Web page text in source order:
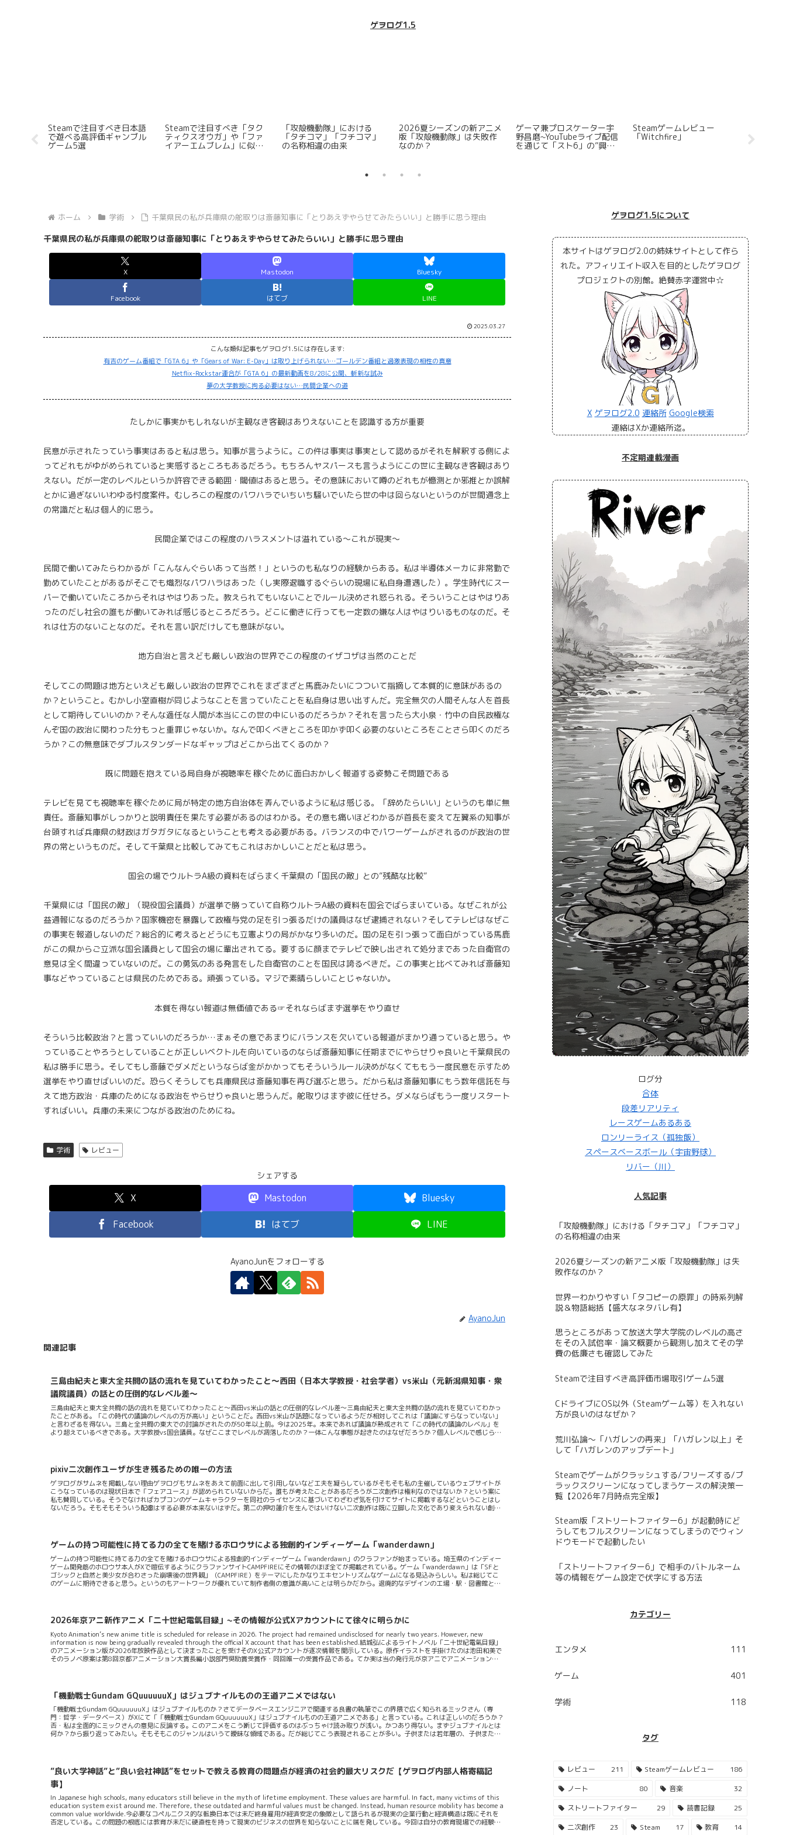
ゲヲログ1.5
Steam版「ストリートファ
イター6」が起動時にどうし
てもフルスクリーンになっ
「CITY」をなめてはいけな
い
Steamで注目すべき高評価
市場取引ゲーム5選
思うところがあって放送大
学大学院のレベルの高さを
その入試倍率・論文概要か
プロゲーマACQUA~ブラン
カのリフト後コンボ四種を
解説する
Steamでリリースされたロ
ーグライトFPSに思うところ で販売さ
ホーム 学術 千葉県民の私が兵庫県の舵取りは斎藤知事に「とりあえずやらせてみたらいい」と勝手に思う理由
千葉県民の私が兵庫県の舵取りは斎藤知事に「とりあえずやらせてみたらいい」と勝手に思う理由
X Mastodon Bluesky
Facebook はてブ LINE
2025.03.27
こんな類似記事もゲヲログ1.5には存在します:
有吉のゲーム番組で「GTA 6」や「Gears of War: E-Day」は取り上げられない…ゴールデン番組と過激表現の相性の真意
Netflix-Rockstar連合が「GTA 6」の最新動画を8/28に公開、斬新な試み
夢の大学教授に拘る必要はない…民間企業への道
たしかに事実かもしれないが主観なき客観はありえないことを認識する方が重要
民意が示されたっていう事実はあると私は思う。知事が言うように。この件は事実は事実として認めるがそれを解釈する側によ
ってどれもがゆがめられていると実感するところもあるだろう。もちろんヤスパースも言うようにこの世に主観なき客観はあり
えない。だが一定のレベルというか許容できる範囲・閾値はあると思う。その意味において噂のどれもが憶測とか邪推とか誤解
とかに過ぎないいわゆる忖度案件。むしろこの程度のパワハラでいちいち騒いでいたら世の中は回らないというのが世間通念上
の常識だと私は個人的に思う。
民間企業ではこの程度のハラスメントは溢れている～これが現実～
民間で働いてみたらわかるが「こんなんぐらいあって当然！」というのも私なりの経験からある。私は半導体メーカに非常勤で
勤めていたことがあるがそこでも熾烈なパワハラはあった（し実際退職するぐらいの現場に私自身遭遇した）。学生時代にスー
パーで働いていたころからそれはやはりあった。教えられてもいないことでルール決めされ怒られる。そういうことはやはりあ
ったのだし社会の誰もが働いてみれば感じるところだろう。どこに働きに行っても一定数の嫌な人はやはりいるものなのだ。そ
れは仕方のないことなのだ。それを言い訳だけしても意味がない。
地方自治と言えども厳しい政治の世界でこの程度のイザコザは当然のことだ
そしてこの問題は地方といえども厳しい政治の世界でこれをまざまざと馬鹿みたいにつついて指摘して本質的に意味があるの
か？ということ。むかし小室直樹が同じようなことを言っていたことを私自身は思い出すんだ。完全無欠の人間そんな人を首長
として期待していいのか？そんな適任な人間が本当にこの世の中にいるのだろうか？それを言ったら大小泉・竹中の自民政権な
んぞ国の政治に関わった分もっと重罪じゃないか。なんで叩くべきところを叩かず叩く必要のないところをことさら叩くのだろ
うか？この無意味でダブルスタンダードなギャップはどこから出てくるのか？
既に問題を抱えている局自身が視聴率を稼ぐために面白おかしく報道する姿勢こそ問題である
テレビを見ても視聴率を稼ぐために局が特定の地方自治体を弄んでいるように私は感じる。「辞めたらいい」というのも単に無
責任。斎藤知事がしっかりと説明責任を果たす必要があるのはわかる。その意も痛いほどわかるが首長を変えて左翼系の知事が
台頭すれば兵庫県の財政はガタガタになるということも考える必要がある。バランスの中でパワーゲームがされるのが政治の世
界の常というものだ。そして千葉県と比較してみてもこれはおかしいことだと私は思う。
国会の場でウルトラA級の資料をばらまく千葉県の「国民の敵」との”残酷な比較”
千葉県には「国民の敵」（現役国会議員）が選挙で勝っていて自称ウルトラA級の資料を国会でばらまいている。なぜこれが公
益通報になるのだろうか？国家機密を暴露して政権与党の足を引っ張るだけの議員はなぜ逮捕されない？そしてテレビはなぜこ
の事実を報道しないのだ？総合的に考えるとどうにも立憲よりの局がかなり多いのだ。国の足を引っ張って面白がっている馬鹿
がこの県からご立派な国会議員として国会の場に輩出されてる。要するに顔までテレビで映し出されて処分まであった自衛官の
意見は全く間違っていないのだ。この勇気のある発言をした自衛官のことを国民は誇るべきだ。この事実と比べてみれば斎藤知
事などやっていることは県民のためである。頑張っている。マジで素晴らしいことじゃないか。
本質を得ない報道は無価値である☞それならばまず選挙をやり直せ
そういう比較政治？と言っていいのだろうか…まぁその意であまりにバランスを欠いている報道がまかり通っていると思う。や
っていることやろうとしていることが正しいベクトルを向いているのならば斎藤知事に任期までにやらせりゃ良いと千葉県民の
私は勝手に思う。そしてもし斎藤でダメだというならば金がかかってもそういうルール決めがなくてももう一度民意を示すため
選挙をやり直せばいいのだ。恐らくそうしても兵庫県民は斎藤知事を再び選ぶと思う。だから私は斎藤知事にもう数年信託を与
えて地方政治・兵庫のためになる政治をやらせりゃ良いと思うんだ。舵取りはまず彼に任せろ。ダメならばもう一度リスタート
すればいい。兵庫の未来につながる政治のためにね。
学術 レビュー
シェアする
X Mastodon Bluesky
Facebook はてブ LINE
AyanoJunをフォローする
AyanoJun
関連記事
三島由紀夫と東大全共闘の話の流れを見ていてわかったこと～西田（日本大学教授・社会学者）vs米山（元新潟県知事・衆
議院議員）の話との圧倒的なレベル差～
三島由紀夫と東大全共闘の話の流れを見ていてわかったこと～西田vs米山の話との圧倒的なレベル差～三島由紀夫と東大全共闘の話の流れを見ていてわかっ
たことがある。「この時代の議論のレベルの方が高い」ということだ。西田vs米山が話題になっているようだが相対してこれは「議論にすらなっていない」
と言わざるを得ない。三島と全共闘の東大での討論がされたのが50年以上前。今は2025年。本来であれば議論が熟成されて「この時代の議論のレベル」を
より超えているべきである。大学教授vs国会議員。なぜここまでレベルが凋落したのか？一体こんな事態が起きたのはなぜだろうか？個人レベルで感じられ
てしまっ...
pixiv二次創作ユーザが生き残るための唯一の方法
ゲヲログがサムネを掲載しない理由ゲヲログもサムネをあえて前面に出して引用しないなど工夫を凝らしているがそもそも私の主催しているウェブサイトが
こうなっているのは現状日本で「フェアユース」が認められていないからだ。誰もが考えたことがあるだろうが二次創作は権利なのではないか？という案に
私も賛同している。そうでなければカプコンのゲームキャラクターを同社のライセンスに基づいてわざわざ気を付けてサイトに掲載するなどということはし
ないだろう。そもそもそういう配慮はする必要が本来ないはずだ。第二の押切蓮介を生んではいけない二次創作は既に立脚した文化であり変えられない創作
必死になるので抵抗勢...
ゲームの持つ可能性に持てる力の全てを賭けるホロウサによる独創的インディーゲーム「wanderdawn」
ゲームの持つ可能性に持てる力の全てを賭けるホロウサによる独創的インディーゲーム「wanderdawn」のクラファンが始まっている。埼玉県のインディー
ゲーム開発筋のホロウサ本人がXで喧伝するようにクラファンサイトCAMPFIREにその情報のほぼ全てが掲載されている。ゲーム「wanderdawn」は「SFと
ゴシックと自然と美少女が合わさった崩壊後の世界観」（CAMPFIRE）をテーマにしたかなりエキセントリズムなゲームになる見込みらしい。私は総じてこ
のゲームに期待できると思う。というのもアートワークが優れていて制作者側の意識が高いことは明らかだから。退廃的なデザインの工場・駅・図書館とい
2026年京アニ新作アニメ「二十世紀電氣目録」~その情報が公式Xアカウントにて徐々に明らかに
Kyoto Animation’s new anime title is scheduled for release in 2026. The project had remained undisclosed for nearly two years. However, new
information is now being gradually revealed through the official X account that has been established.結城弘によるライトノベル「二十世紀電氣目録」
のアニメーション版が2026年放映作品として決まったことを受けそのX公式アカウントが逐次情報を開示している。原作イラストを手掛けたのは池田和美で
そのラノベ原案は第8回京都アニメーション大賞長編小説部門奨励賞受賞作・同回唯一の受賞作品である。てか実は当の発行元が京アニでアニメーション化
「機動戦士Gundam GQuuuuuuX」はジュブナイルものの王道アニメではない
「機動戦士Gundam GQuuuuuuX」はジュブナイルものか？さてデータベースエンジニアで関連する良書の執筆でこの界隈で広く知られるミックさん（専
門：哲学・データベース）がXにて「「機動戦士Gundam GQuuuuuuX」はジュブナイルものの王道アニメである」と言っている。これは正しいのだろうか？
否・私は全面的にミックさんの意見に反論する。このアニメをこう断じて評価するのはぶっちゃけ読み取りが浅い。かつあり得ない。まずジュブナイルとは
何か？から振り返ってみたい。そもそもこのジャンルはいうて曖昧な領域である。だが総じてこう表現されることが多い。子供または若年層の、子供または
”良い大学神話”と”良い会社神話”をセットで教える教育の問題点が経済の社会的最大リスクだ【ゲヲログ内部人格寄稿記
事】
In Japanese high schools, many educators still believe in the myth of lifetime employment. These values are harmful. In fact, many victims of this
education system exist around me. Therefore, these outdated and harmful values must be changed. Instead, human resource mobility has become a
common value worldwide.今必要なコペルニクス的な転換日本では未だ終身雇用が経済安定の象徴として語られるが現実の企業行動と経済構造は既にそれを
否定している。この問題の根底には教育が未だに硬直性を持って現実のビジネスの世界を知らないことに端を発している。今回は自分の教育現場での経験談
ゲヲログ1.5について
本サイトはゲヲログ2.0の姉妹サイトとして作ら
れた。アフィリエイト収入を目的としたゲヲログ
プロジェクトの別館。絶賛赤字運営中☆
X ゲヲログ2.0 連絡所 Google検索
連絡はXか連絡所迄。
不定期連載漫画
ログ分
合体
段差リアリティ
レースゲームあるある
ロンリーライス（孤独飯）
スペースベースボール（宇宙野球）
リバー（川）
人気記事
「攻殻機動隊」における「タチコマ」「フチコマ」
の名称相違の由来
2026夏シーズンの新アニメ版「攻殻機動隊」は失
敗作なのか？
世界一わかりやすい「タコピーの原罪」の時系列解
説＆物語総括【盛大なネタバレ有】
思うところがあって放送大学大学院のレベルの高さ
をその入試倍率・論文概要から観測し加えてその学
費の低廉さも確認してみた
Steamで注目すべき高評価市場取引ゲーム5選
CドライブにOS以外（Steamゲーム等）を入れない
方が良いのはなぜか？
荒川弘論～「ハガレンの再来」「ハガレン以上」そ
して「ハガレンのアップデート」
Steamでゲームがクラッシュする/フリーズする/ブ
ラックスクリーンになってしまうケースの解決策一
覧【2026年7月時点完全版】
Steam版「ストリートファイター6」が起動時にど
うしてもフルスクリーンになってしまうのでウィン
ドウモードで起動したい
「ストリートファイター6」で相手のバトルネーム
等の情報をゲーム設定で伏字にする方法
カテゴリー
エンタメ 111
ゲーム 401
学術 118
タグ
レビュー 211 Steamゲームレビュー
186
ノート
80 音楽
32
ストリートファイター
29 読書記録
25
二次創作
23 Steam 17 教育 14